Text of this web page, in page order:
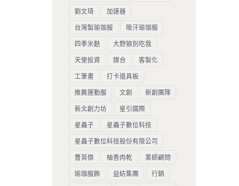
劉文琦
加速器
台灣製瑜珈服
吸汗瑜珈服
四季米麩
大野狼別吃我
天使投資
媒合
客製化
工筆畫
打卡道具板
推薦運動服
文創
新創團隊
新北創力坊
星引國際
星蟲子
星蟲子數位科技
星蟲子數位科技股份有限公司
曹英傑
柚香肉乾
業師顧問
瑜珈服飾
益紡集團
行銷